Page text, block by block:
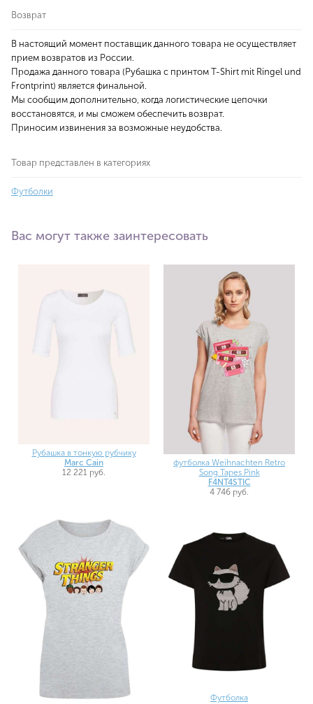
Возврат
В настоящий момент поставщик данного товара не осуществляет
прием возвратов из России.
Продажа данного товара (Рубашка с принтом T-Shirt mit Ringel und
Frontprint) является финальной.
Мы сообщим дополнительно, когда логистические цепочки
восстановятся, и мы сможем обеспечить возврат.
Приносим извинения за возможные неудобства.
Товар представлен в категориях
Футболки
Вас могут также заинтересовать
Рубашка в тонкую рубчику
Marc Cain
12 221 руб.
футболка Weihnachten Retro
Song Tapes Pink
F4NT4STIC
4 746 руб.
Футболка